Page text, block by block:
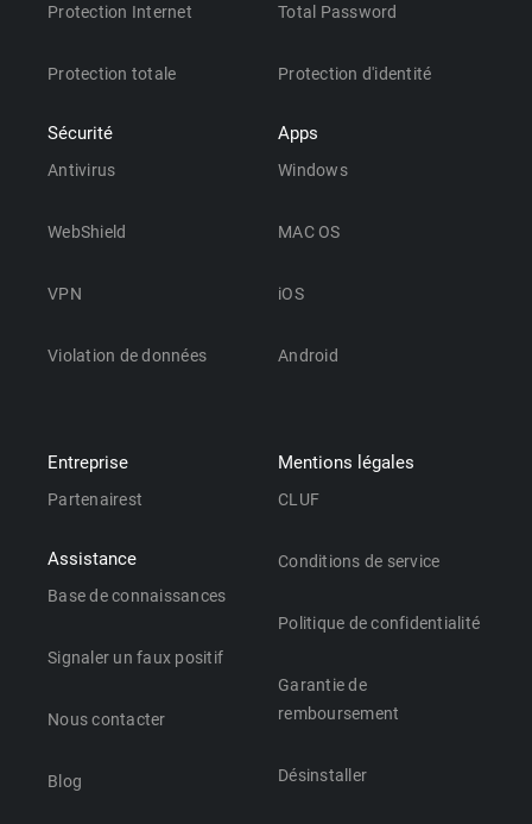
Protection Internet
Protection totale
Sécurité
Antivirus
WebShield
VPN
Violation de données
Total Password
Protection d'identité
Apps
Windows
MAC OS
iOS
Android
Entreprise
Partenairest
Assistance
Base de connaissances
Signaler un faux positif
Nous contacter
Blog
Mentions légales
CLUF
Conditions de service
Politique de confidentialité
Garantie de
remboursement
Désinstaller